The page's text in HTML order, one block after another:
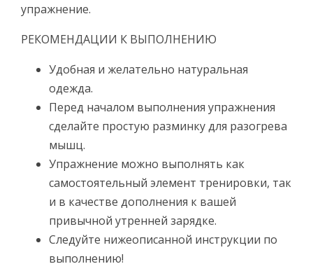
упражнение.
РЕКОМЕНДАЦИИ К ВЫПОЛНЕНИЮ
Удобная и желательно натуральная
одежда.
Перед началом выполнения упражнения
сделайте простую разминку для разогрева
мышц.
Упражнение можно выполнять как
самостоятельный элемент тренировки, так
и в качестве дополнения к вашей
привычной утренней зарядке.
Следуйте нижеописанной инструкции по
выполнению!